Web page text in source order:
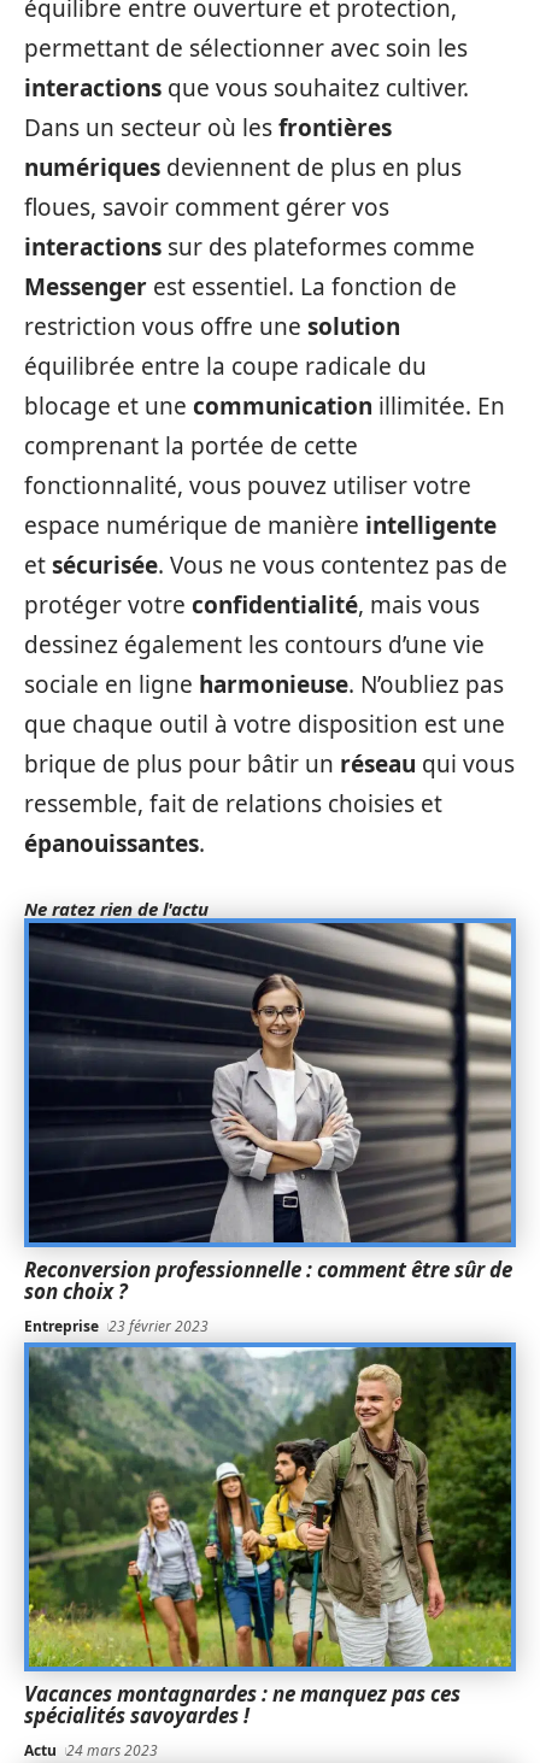
équilibre entre ouverture et protection,
permettant de sélectionner avec soin les
interactions que vous souhaitez cultiver.
Dans un secteur où lesfrontières
numériques deviennent de plus en plus
floues, savoir comment gérer vos
interactions sur des plateformes comme
Messenger est essentiel. La fonction de
restriction vous offre une solution
équilibrée entre la coupe radicale du
blocage et une communication illimitée. En
comprenant la portée de cette
fonctionnalité, vous pouvez utiliser votre
espace numérique de manière intelligente
etsécurisée. Vous ne vous contentez pas de
protéger votre confidentialité, mais vous
dessinez également les contours d’une vie
sociale en ligne harmonieuse. N’oubliez pas
que chaque outil à votre disposition est une
brique de plus pour bâtir un réseau qui vous
ressemble, fait de relations choisies et
épanouissantes.
Ne ratez rien de l'actu
Reconversion professionnelle : comment être sûr de
son choix ?
Entreprise 23 février 2023
Vacances montagnardes : ne manquez pas ces
spécialités savoyardes !
Actu 24 mars 2023